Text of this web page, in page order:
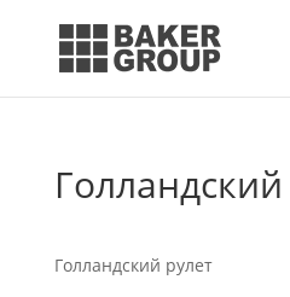
Голландский рулет